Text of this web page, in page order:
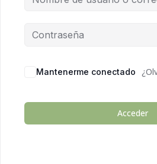
Mantenerme conectado
Acceder